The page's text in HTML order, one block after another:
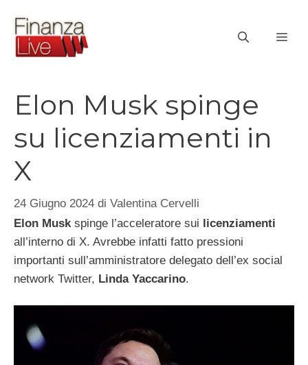
contenuto
Elon Musk spinge
su licenziamenti in
X
24 Giugno 2024 di Valentina Cervelli
Elon Muskspinge l’acceleratore sui licenziamenti
all’interno di X. Avrebbe infatti fatto pressioni
importanti sull’amministratore delegato dell’ex social
network Twitter, Linda Yaccarino.